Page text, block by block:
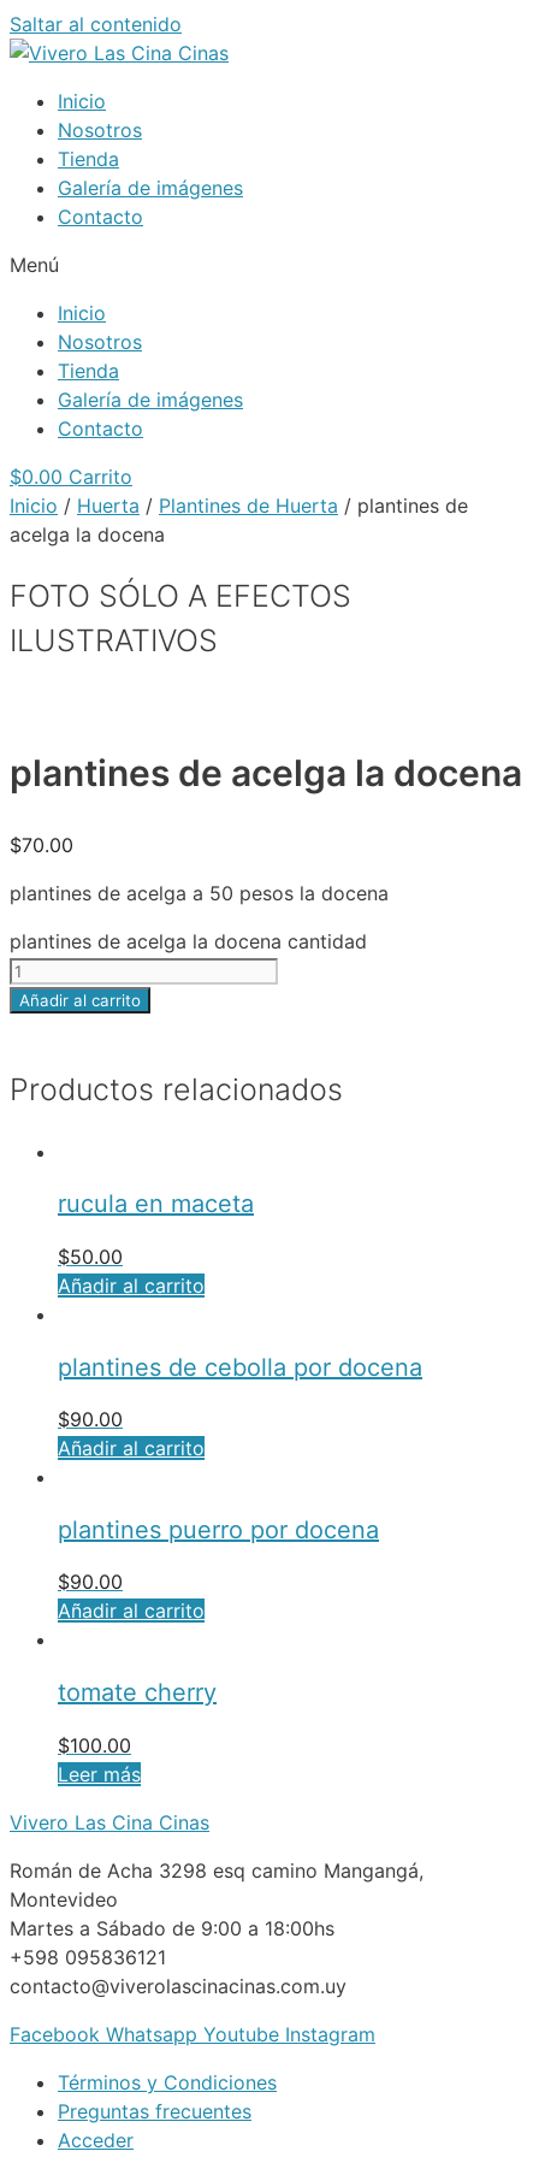
Saltar al contenido
Inicio
Nosotros
Tienda
Galería de imágenes
Contacto
Menú
Inicio
Nosotros
Tienda
Galería de imágenes
Contacto
$0.00 Carrito
Inicio / Huerta / Plantines de Huerta / plantines de
acelga la docena
FOTO SÓLO A EFECTOS
ILUSTRATIVOS
plantines de acelga la docena
$70.00
plantines de acelga a 50 pesos la docena
plantines de acelga la docena cantidad
Añadir al carrito
Productos relacionados
rucula en maceta
$50.00
Añadir al carrito
plantines de cebolla por docena
$90.00
Añadir al carrito
plantines puerro por docena
$90.00
Añadir al carrito
tomate cherry
$100.00
Leer más
Vivero Las Cina Cinas
Román de Acha 3298 esq camino Mangangá,
Montevideo
Martes a Sábado de 9:00 a 18:00hs
+598 095836121
contacto@viverolascinacinas.com.uy
Facebook Whatsapp Youtube Instagram
Términos y Condiciones
Preguntas frecuentes
Acceder